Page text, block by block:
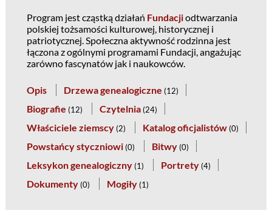
Program jest cząstką działań Fundacjiodtwarzania
polskiej tożsamości kulturowej, historycznej i
patriotycznej. Społeczna aktywność rodzinna jest
łączona z ogólnymi programami Fundacji, angażując
zarówno fascynatów jak i naukowców.
Opis Drzewa genealogiczne (12)
Biografie (12) Czytelnia (24)
Właściciele ziemscy (2) Katalog oficjalistów (0)
Powstańcy styczniowi (0) Bitwy (0)
Leksykon genealogiczny (1) Portrety (4)
Dokumenty (0) Mogiły (1)